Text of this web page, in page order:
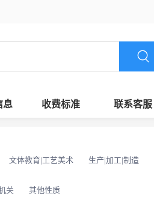
息 收费标准 联系客服
文体教育|工艺美术 生产|加工|制造
关 其他性质